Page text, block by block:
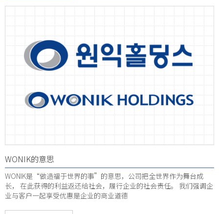
WONIK的意思
WONIK是“做造福于世界的事”的意思，公司把全世界作为舞台成
长，
在此获得的利益返还给社会，履行企业的社会责任。 我们强调企
业与客户一起享受优惠是企业的商业道德